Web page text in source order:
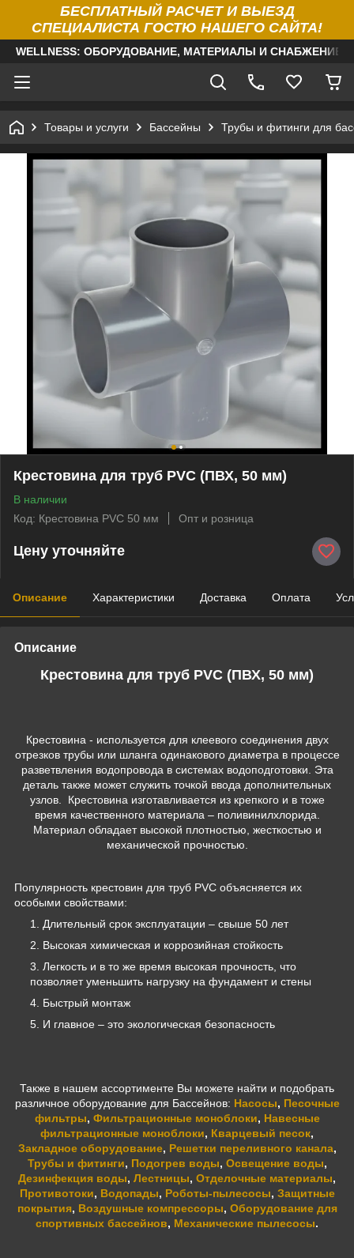
БЕСПЛАТНЫЙ РАСЧЕТ И ВЫЕЗД
СПЕЦИАЛИСТА ГОСТЮ НАШЕГО САЙТА!
WELLNESS: ОБОРУДОВАНИЕ, МАТЕРИАЛЫ И
Товары и услуги Бассейны Трубы и фитинги для
Крестовина для труб PVC (ПВХ, 50 мм)
В наличии
Код: Крестовина PVC 50 мм
Опт и розница
Цену уточняйте
Описание Характеристики Доставка Оплата
Описание
Крестовина для труб PVC (ПВХ, 50 мм)
Крестовина - используется для клеевого соединения двух
отрезков трубы или шланга одинакового диаметра в процессе
разветвления водопровода в системах водоподготовки. Эта
деталь также может служить точкой ввода дополнительных
узлов. Крестовина изготавливается из крепкого и в тоже
время качественного материала – поливинилхлорида.
Материал обладает высокой плотностью, жесткостью и
механической прочностью.
Популярность крестовин для труб PVC объясняется их
особыми свойствами:
Длительный срок эксплуатации – свыше 50 лет
Высокая химическая и коррозийная стойкость
Легкость и в то же время высокая прочность, что
позволяет уменьшить нагрузку на фундамент и стены
Быстрый монтаж
И главное – это экологическая безопасность
Также в нашем ассортименте Вы можете найти и подобрать
различное оборудование для Бассейнов: Насосы, Песочные
фильтры, Фильтрационные моноблоки, Навесные
фильтрационные моноблоки, Кварцевый песок,
Закладное оборудование, Решетки переливного канала,
Трубы и фитинги, Подогрев воды, Освещение воды,
Дезинфекция воды, Лестницы, Отделочные материалы,
Противотоки, Водопады, Роботы-пылесосы, Защитные
покрытия, Воздушные компрессоры, Оборудование для
спортивных бассейнов, Механические пылесосы.